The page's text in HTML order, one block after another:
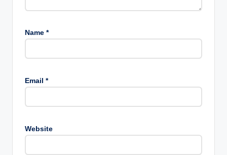
Name *
Email *
Website